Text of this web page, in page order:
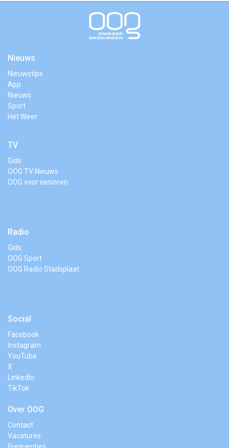
Nieuws
Nieuwstips
App
Nieuws
Sport
Het Weer
TV
Gids
OOG TV Nieuws
OOG voor senioren
Radio
Gids
OOG Sport
OOG Radio Stadsplaat
Social
Facebook
Instagram
YouTube
X
LinkedIn
TikTok
Over OOG
Contact
Vacatures